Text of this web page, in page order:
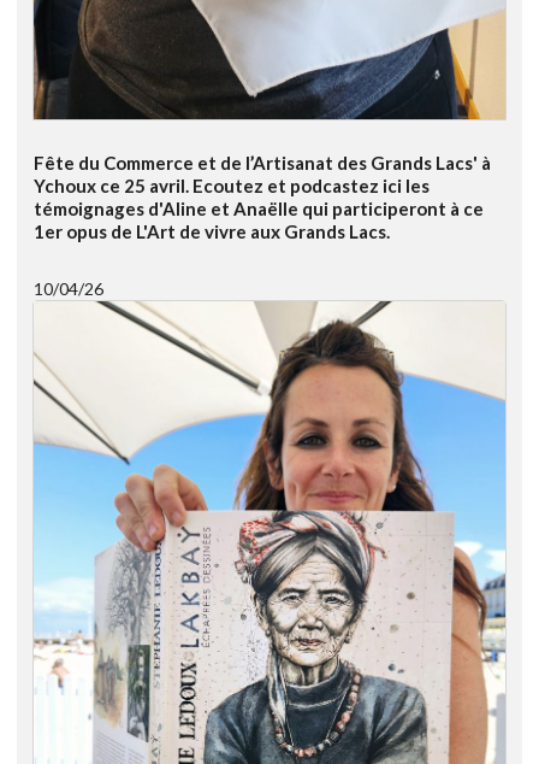
Fête du Commerce et de l’Artisanat des Grands Lacs' à
Ychoux ce 25 avril. Ecoutez et podcastez ici les
témoignages d'Aline et Anaëlle qui participeront à ce
1er opus de L'Art de vivre aux Grands Lacs.
10/04/26